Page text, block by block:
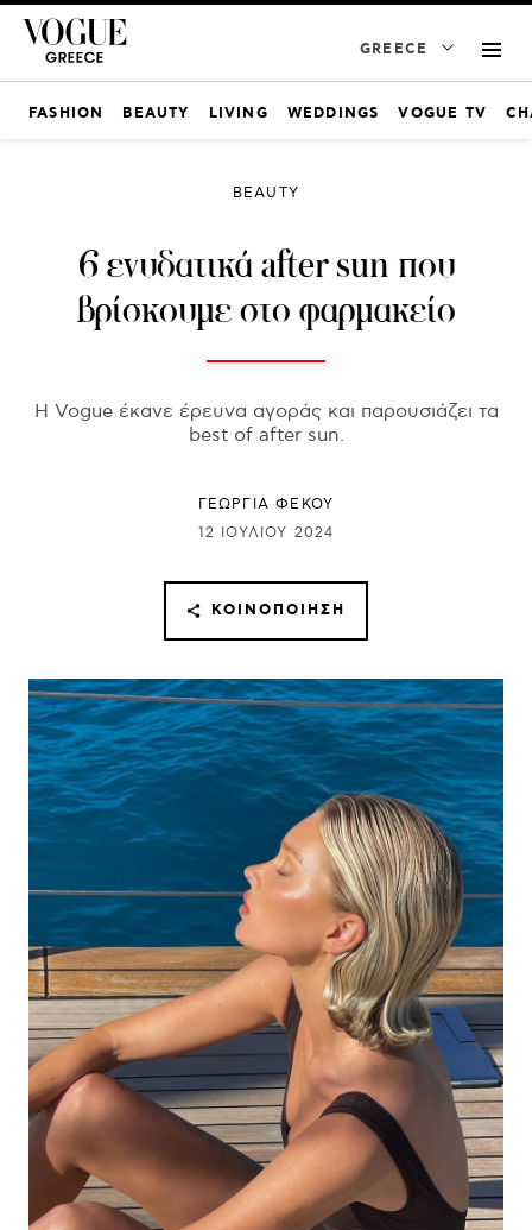
GREECE
FASHION BEAUTY LIVING WEDDINGS VOGUE TV
BEAUTY
6 ενυδατικά after sun που
βρίσκουμε στο φαρμακείο
Η Vogue έκανε έρευνα αγοράς και παρουσιάζει τα
best of after sun.
ΓΕΩΡΓΙΑ ΦΕΚΟΥ
12 ΙΟΥΛΊΟΥ 2024
ΚΟΙΝΟΠΟΊΗΣΗ